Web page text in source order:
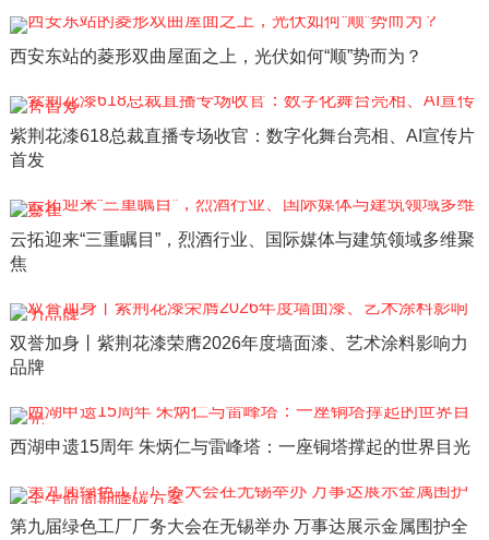
西安东站的菱形双曲屋面之上，光伏如何“顺”势而为？
紫荆花漆618总裁直播专场收官：数字化舞台亮相、AI宣传片
首发
云拓迎来“三重瞩目”，烈酒行业、国际媒体与建筑领域多维聚
焦
双誉加身丨紫荆花漆荣膺2026年度墙面漆、艺术涂料影响力
品牌
西湖申遗15周年 朱炳仁与雷峰塔：一座铜塔撑起的世界目光
第九届绿色工厂厂务大会在无锡举办 万事达展示金属围护全